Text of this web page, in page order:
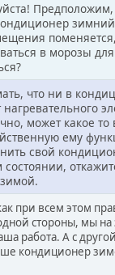
в морозы
что ни в
может какое то
ему
свой
при всем этом
стороны, мы на
работа. А с
кондиционер